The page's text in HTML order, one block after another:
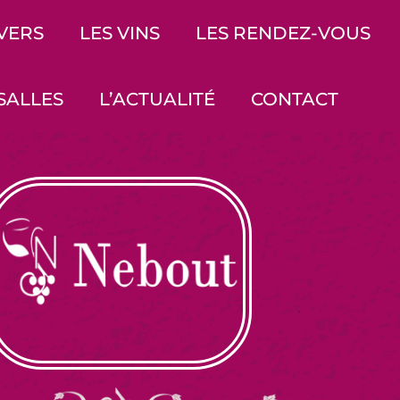
LES VINS LES RENDEZ-VOUS
L’ACTUALITÉ CONTACT